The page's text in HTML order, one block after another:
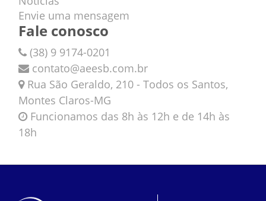
Envie uma mensagem
Fale conosco
(38) 9 9174-0201
contato@aeesb.com.br
Rua São Geraldo, 210 - Todos os Santos,
Montes Claros-MG
Funcionamos das 8h às 12h e de 14h às
18h